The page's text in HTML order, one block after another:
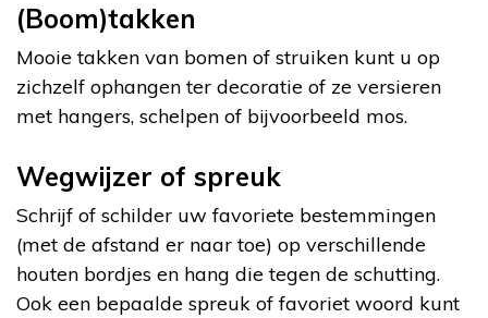
(Boom)takken
Mooie takken van bomen of struiken kunt u op
zichzelf ophangen ter decoratie of ze versieren
met hangers, schelpen of bijvoorbeeld mos.
Wegwijzer of spreuk
Schrijf of schilder uw favoriete bestemmingen
(met de afstand er naar toe) op verschillende
houten bordjes en hang die tegen de schutting.
Ook een bepaalde spreuk of favoriet woord kunt